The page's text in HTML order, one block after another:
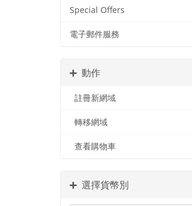
Special Offers
電子郵件服務
動作
註冊新網域
轉移網域
查看購物車
選擇貨幣別